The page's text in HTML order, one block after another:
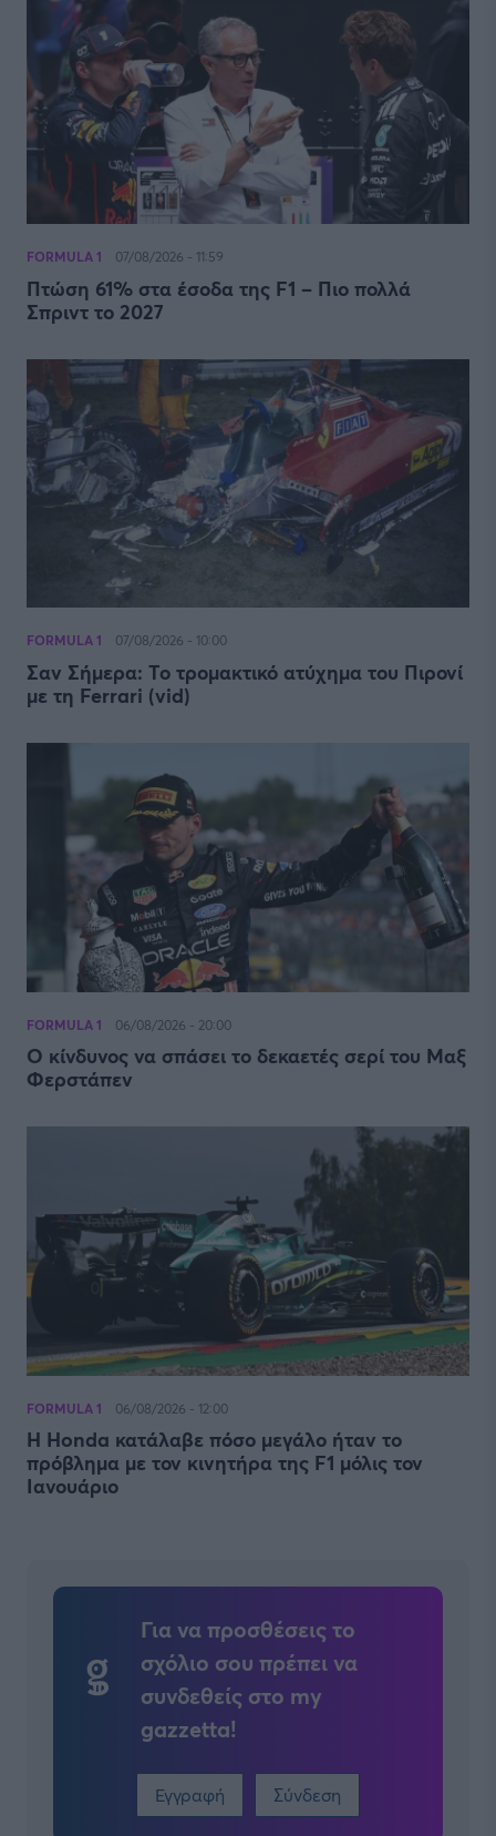
FORMULA 1 07/08/2026 - 11:59
Πτώση 61% στα έσοδα της F1 – Πιο πολλά
Σπριντ το 2027
FORMULA 1 07/08/2026 - 10:00
Σαν Σήμερα: Το τρομακτικό ατύχημα του Πιρονί
με τη Ferrari (vid)
FORMULA 1 06/08/2026 - 20:00
Ο κίνδυνος να σπάσει το δεκαετές σερί του Μαξ
Φερστάπεν
FORMULA 1 06/08/2026 - 12:00
Η Honda κατάλαβε πόσο μεγάλο ήταν το
πρόβλημα με τον κινητήρα της F1 μόλις τον
Ιανουάριο
Για να προσθέσεις το
σχόλιο σου πρέπει να
συνδεθείς στο my
gazzetta!
Εγγραφή Σύνδεση